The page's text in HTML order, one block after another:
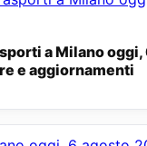
e aggiornamenti